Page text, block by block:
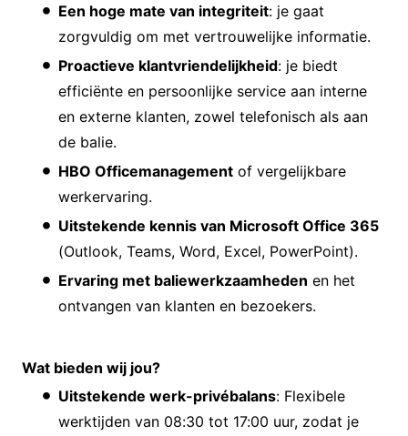
Een hoge mate van integriteit: je gaat
zorgvuldig om met vertrouwelijke informatie.
Proactieve klantvriendelijkheid: je biedt
efficiënte en persoonlijke service aan interne
en externe klanten, zowel telefonisch als aan
de balie.
HBO Officemanagement of vergelijkbare
werkervaring.
Uitstekende kennis van Microsoft Office 365
(Outlook, Teams, Word, Excel, PowerPoint).
Ervaring met baliewerkzaamheden en het
ontvangen van klanten en bezoekers.
Wat bieden wij jou?
Uitstekende werk-privébalans: Flexibele
werktijden van 08:30 tot 17:00 uur, zodat je